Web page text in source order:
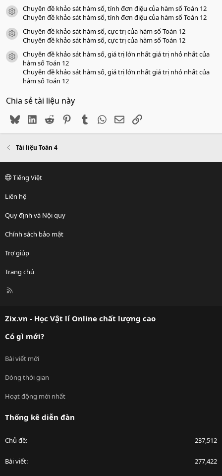
icon tài liệu
Chuyên đề khảo sát hàm số, tính đơn điệu của hàm số Toán 12
Chuyên đề khảo sát hàm số, tính đơn điệu của hàm số Toán 12
icon tài liệu
Chuyên đề khảo sát hàm số, cực trị của hàm số Toán 12
Chuyên đề khảo sát hàm số, cực trị của hàm số Toán 12
icon tài liệu
Chuyên đề khảo sát hàm số, giá trị lớn nhất giá trị nhỏ nhất của
hàm số Toán 12
Chuyên đề khảo sát hàm số, giá trị lớn nhất giá trị nhỏ nhất của
hàm số Toán 12
Chia sẻ tài liệu này
BlueskyLinkedIn
Reddit PinterestTumblr WhatsApp
EmailLink
Tài liệu Toán 4
Tiếng Việt
Liên hệ
Quy định và Nội quy
Chính sách bảo mật
Trợ giúp
Trang chủ
R
Zix.vn - Học Vật lí Online chất lượng cao
Có gì mới?
Bài viết mới
Dòng thời gian
Hoạt động mới nhất
Thống kê diễn đàn
Chủ đề 237,512
Bài viết 277,422